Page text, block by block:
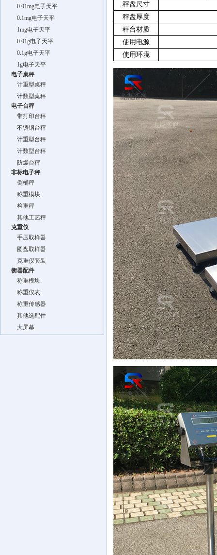
0.01mg电子天平
0.1mg电子天平
1mg电子天平
0.01g电子天平
0.1g电子天平
1g电子天平
电子桌秤
计重型桌秤
计数型桌秤
电子台秤
带打印台秤
不锈钢台秤
计重型台秤
计数型台秤
防爆台秤
非标电子秤
倒桶秤
称重模块
检重秤
其他工艺秤
克重仪
手压取样器
圆盘取样器
克重仪套装
衡器配件
称重模块
称重仪表
称重传感器
其他选配件
大屏幕
秤盘尺寸
秤盘厚度
秤台材质
使用电源
使用环境